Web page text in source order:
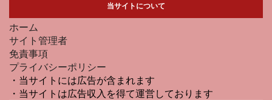
当サイトについて
ホーム
サイト管理者
免責事項
プライバシーポリシー
・当サイトには広告が含まれます
・当サイトは広告収入を得て運営しております